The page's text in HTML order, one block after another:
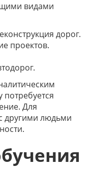
видами
дорог.
проектов.
потребуется
Для
другими людьми